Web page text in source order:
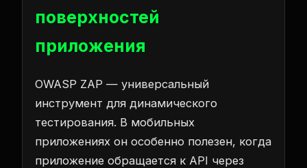
поверхностей
приложения
OWASP ZAP — универсальный
инструмент для динамического
тестирования. В мобильных
приложениях он особенно полезен, когда
приложение обращается к API через